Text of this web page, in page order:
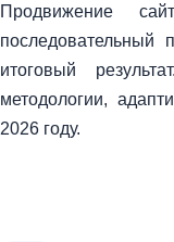
Продвижение
последовательный
итоговый
методологии,
2026 году.